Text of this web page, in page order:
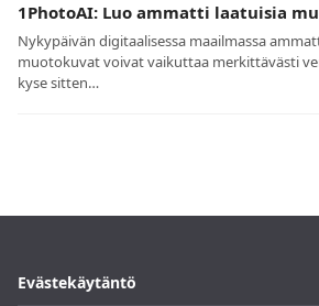
1PhotoAI: Luo ammatti laatuisia
Nykypäivän digitaalisessa maailmassa
muotokuvat voivat vaikuttaa merkittävästi
kyse sitten…
Evästekäytäntö